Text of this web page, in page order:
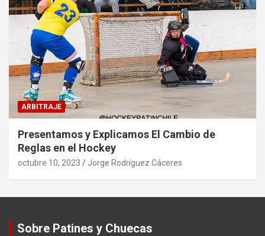
ARBITRAJE
Presentamos y Explicamos El Cambio de
Reglas en el Hockey
octubre 10, 2023 Jorge Rodríguez Cáceres
Sobre Patines y Chuecas